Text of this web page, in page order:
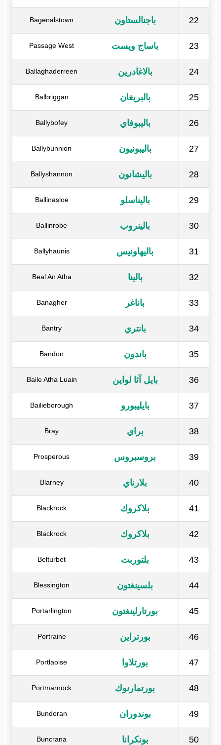
22 باجنالستاون Bagenalstown
23 باساج ويست Passage West
24 بالاغادرين Ballaghaderreen
25 بالبريغان Balbriggan
26 باليبوفاي Ballybofey
27 باليبونيون Ballybunnion
28 باليشانون Ballyshannon
29 باليناسلو Ballinasloe
30 بالينروب Ballinrobe
31 باليهاونيس Ballyhaunis
32 بالینا Beal An Atha
33 باناغر Banagher
34 بانتري Bantry
35 باندون Bandon
36 بايل آثا لواين Baile Atha Luain
37 بايليبورو Bailieborough
38 براي Bray
39 بروسبروس Prosperous
40 بلارناي Blarney
41 بلاكروك Blackrock
42 بلاكروك Blackrock
43 بلتوربت Belturbet
44 بلسينغتون Blessington
45 بورتارلينغتون Portarlington
46 بورتراين Portraine
47 بورتلاوا Portlaoise
48 بورتمارنوك Portmarnock
49 بوندوران Bundoran
50 بونكرانا Buncrana